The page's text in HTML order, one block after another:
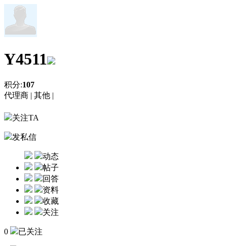
Y4511
积分:107
代理商 | 其他 |
关注TA
发私信
动态
帖子
回答
资料
收藏
关注
0 已关注